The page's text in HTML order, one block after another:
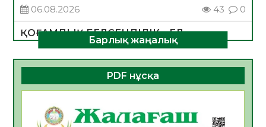
06.08.2026
43 0
ҚОҒАМДЫҚ БЕЛСЕНДІЛІК – ЕЛ
ДАМУЫНЫҢ НЕГІЗІ
06.08.2026
40 0
ҚҰРЫЛТАЙ САЙЛАУЫ – БОЛАШАҚҚА
БАСТАР ЖАУАПТЫ ТАҢДАУ
06.08.2026
Барлық жаңалық
PDF нұсқа